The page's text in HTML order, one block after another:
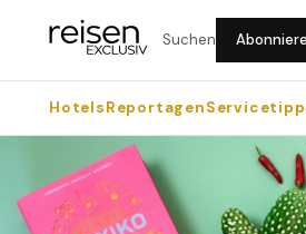
Suchen
HotelsReportagen